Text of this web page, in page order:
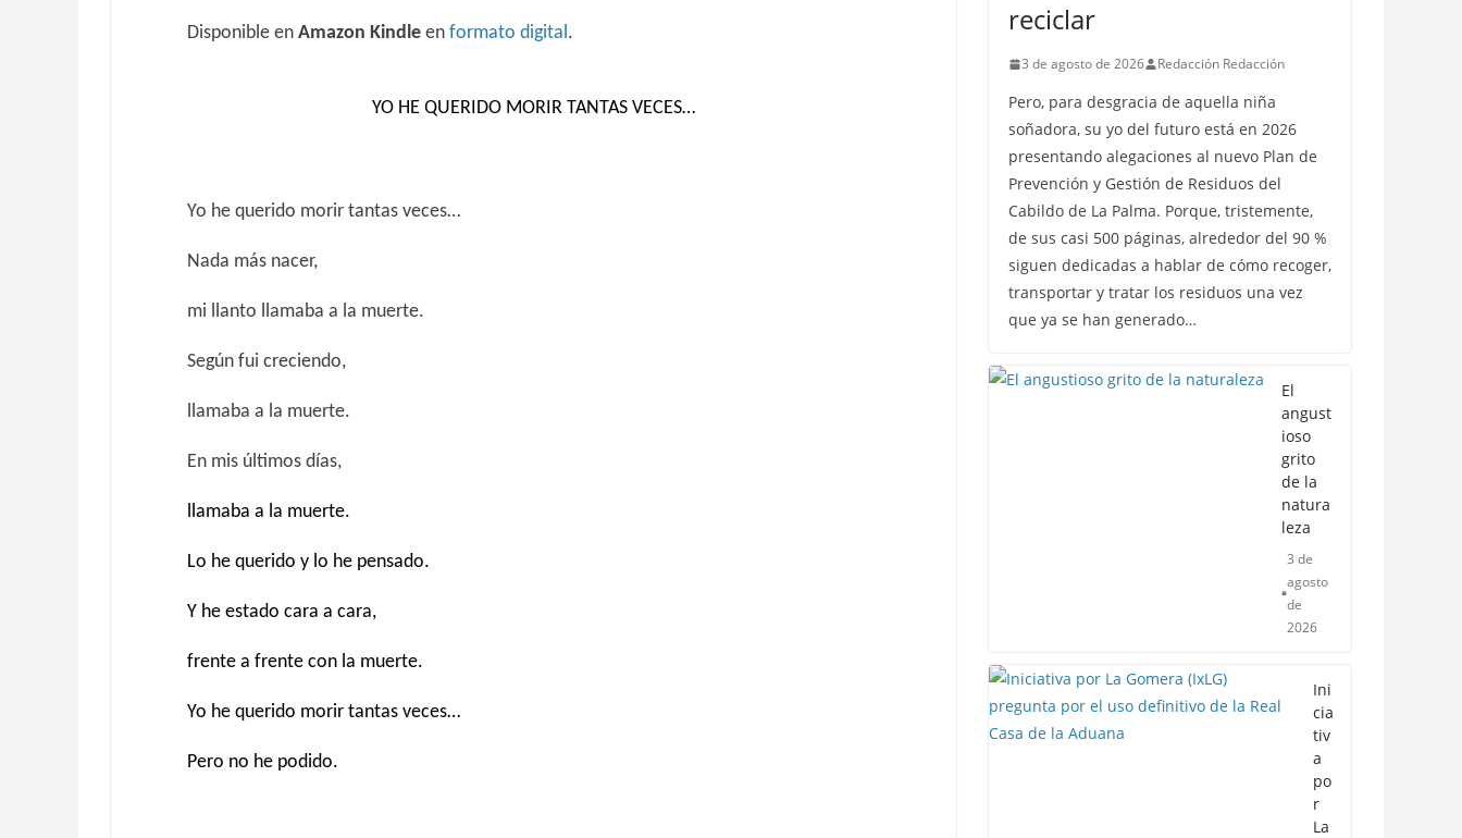
Disponible en Amazon Kindle en formato digital.
YO HE QUERIDO MORIR TANTAS VECES…
Yo he querido morir tantas veces…
Nada más nacer,
mi llanto llamaba a la muerte.
Según fui creciendo,
llamaba a la muerte.
En mis últimos días,
llamaba a la muerte.
Lo he querido y lo he pensado.
Y he estado cara a cara,
frente a frente con la muerte.
Yo he querido morir tantas veces…
Pero no he podido.
reciclar
3 de agosto de 2026 Redacción Redacción
Pero, para desgracia de aquella niña
soñadora, su yo del futuro está en 2026
presentando alegaciones al nuevo Plan de
Prevención y Gestión de Residuos del
Cabildo de La Palma. Porque, tristemente,
de sus casi 500 páginas, alrededor del 90 %
siguen dedicadas a hablar de cómo recoger,
transportar y tratar los residuos una vez
que ya se han generado…
El
angust
ioso
grito
de la
natura
leza
3 de
agosto
de
2026
Ini
cia
tiv
a
po
r
La